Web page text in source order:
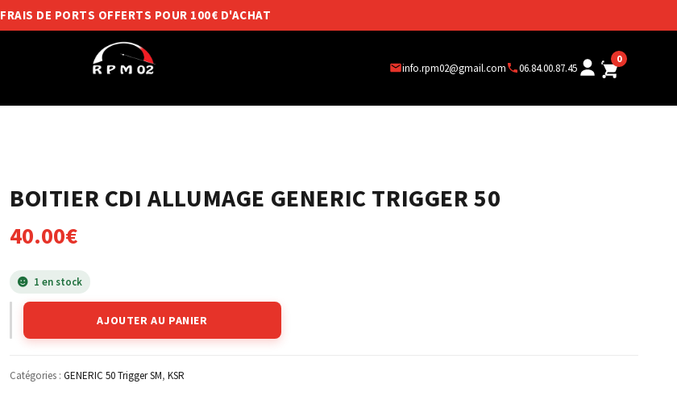
FRAIS DE PORTS OFFERTS POUR 100€ D'ACHAT
info.rpm02@gmail.com 06.84.00.87.45
0
BOITIER CDI ALLUMAGE GENERIC TRIGGER 50
40.00€
1 en stock
AJOUTER AU PANIER
Catégories : GENERIC 50 Trigger SM, KSR